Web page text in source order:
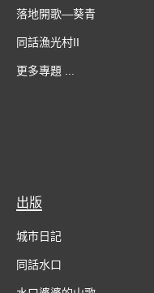
落地開歌—葵青
同話漁光村II
更多專題 ...
出版
城市日記
同話水口